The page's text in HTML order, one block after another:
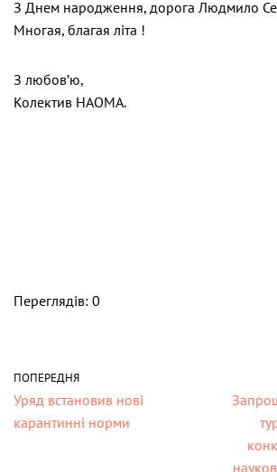
З Днем народження, дорога Людмило
Многая, благая літа !
З любов’ю,
Колектив НАОМА.
Переглядів: 0
ПОПЕРЕДНЯ
Уряд встановив нові
карантинні норми